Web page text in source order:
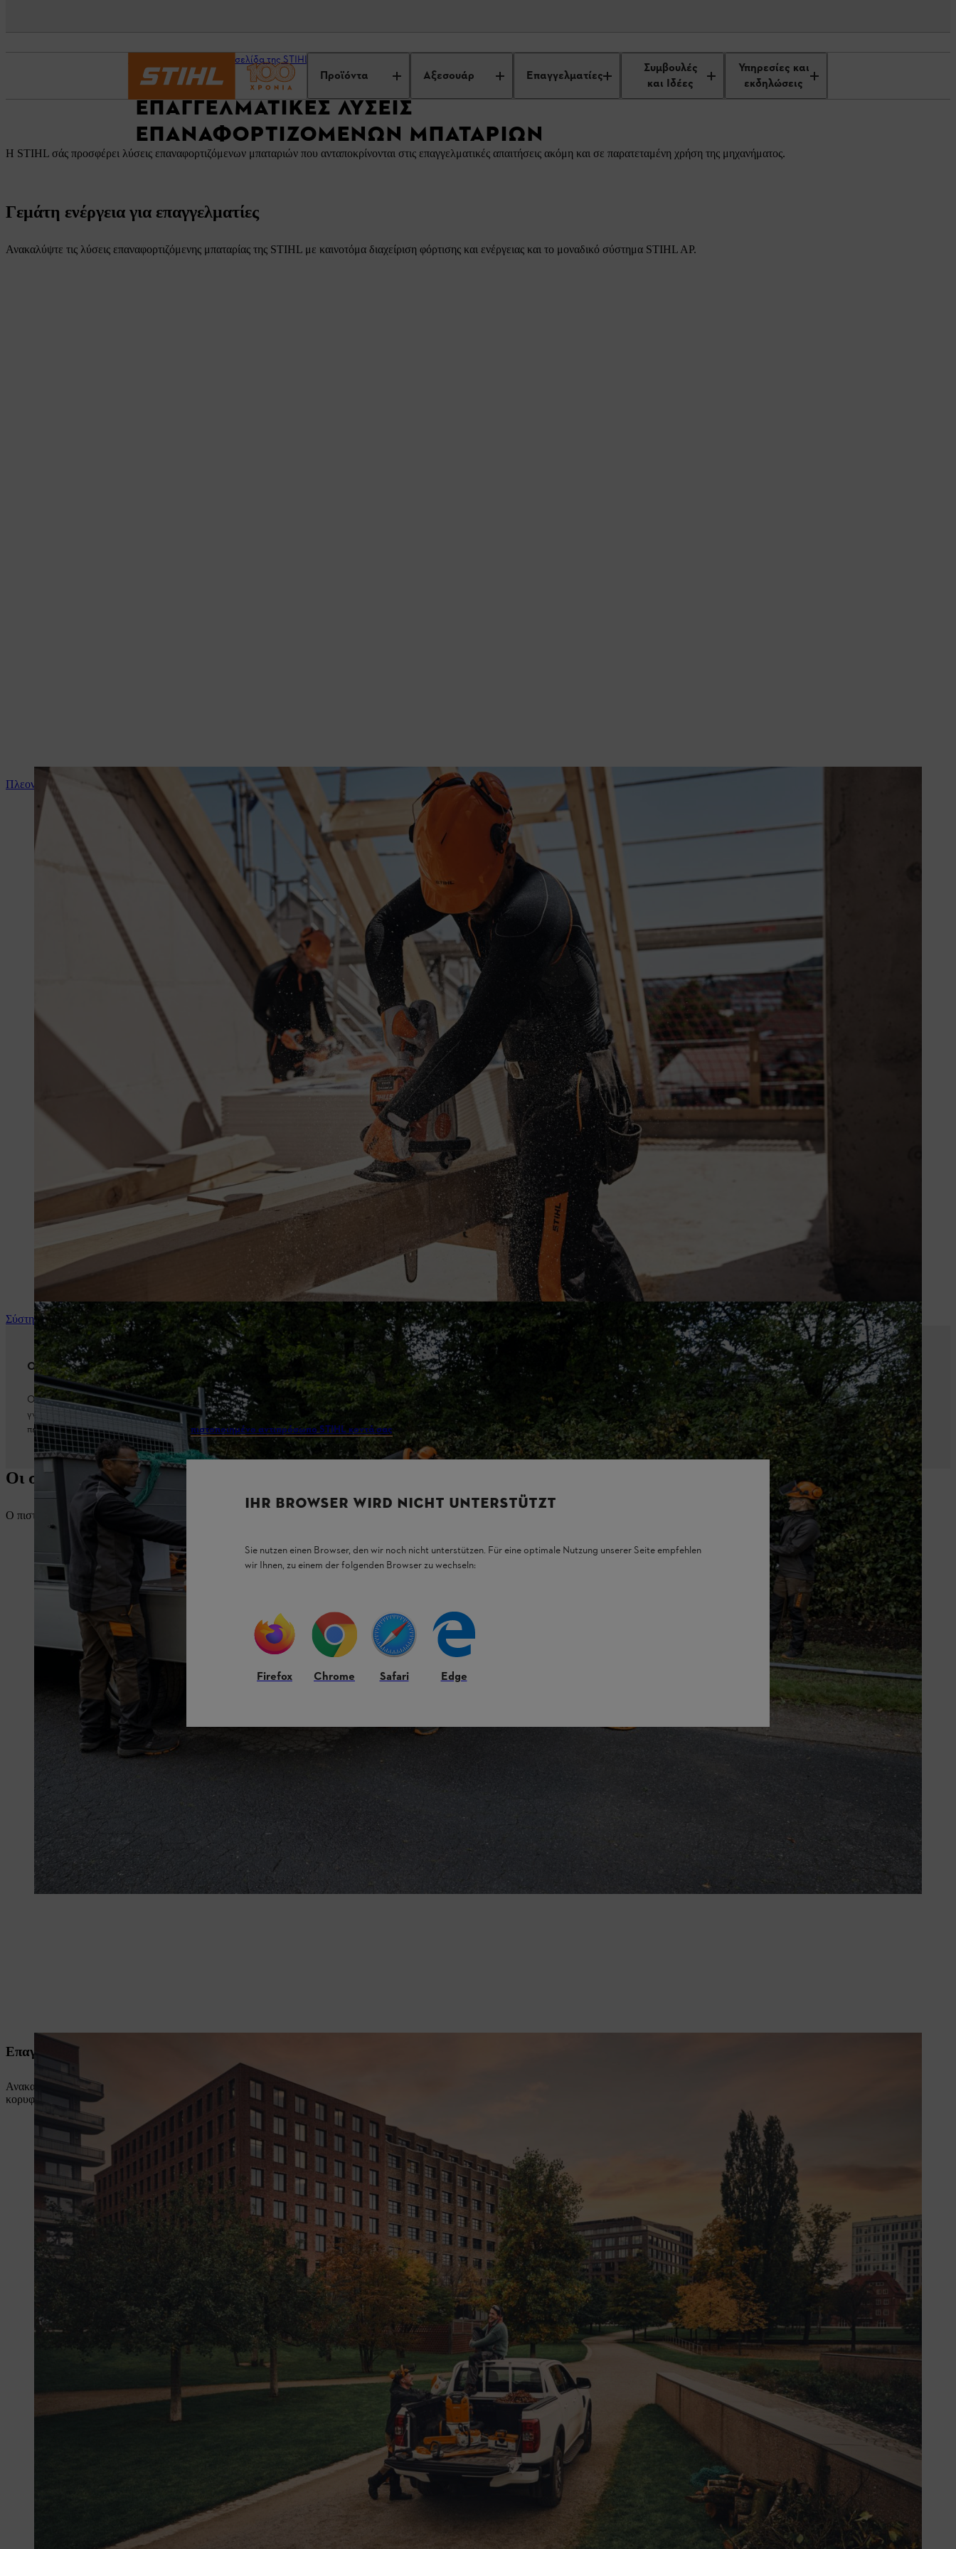
Προϊόντα Αξεσουάρ Επαγγελματίες
Συμβουλές
και Ιδέες
Υπηρεσίες και
εκδηλώσεις
Η ιστοσελίδα της STIHL για επαγγελματίες
ΕΠΑΓΓΕΛΜΑΤΙΚΈΣ ΛΎΣΕΙΣ
ΕΠΑΝΑΦΟΡΤΙΖΌΜΕΝΩΝ ΜΠΑΤΑΡΙΏΝ
Η STIHL σάς προσφέρει λύσεις επαναφορτιζόμενων μπαταριών που ανταποκρίνονται στις επαγγελματικές απαιτήσεις ακόμη και σε παρατεταμένη χρήση της μηχανήματος.
Γεμάτη ενέργεια για επαγγελματίες
Ανακαλύψτε τις λύσεις επαναφορτιζόμενης μπαταρίας της STIHL με καινοτόμα διαχείριση φόρτισης και ενέργειας και το μοναδικό σύστημα STIHL AP.
Πλεονεκτήματα της επαναφορτιζόμενης μπαταρίας STIHL
Σύστημα STIHL AP
Ο συνεργάτης σας για επαγγελματικές εφαρμογές
Ο πιστοποιημένος αντιπρόσωπος STIHL είναι ο συνεργάτης σας για επαγγελματικές εφαρμογές. Χάρη στις εξειδικευμένες
γνώσεις και την εμπειρία, σας βοηθά να επιλέξετε τα σωστά εργαλεία και σας προσφέρει τις καλύτερες υπηρεσίες εξυπηρέτησης
πελατών και συντήρησης. Βρείτε έναν πιστοποιημένο αντιπρόσωπο STIHL κοντά σαςκαι δείτε το και μόνοι σας.
Οι σύμβουλοι προϊόντων και αξεσουάρ της STIHL
Ο πιστοποιημένος αντιπρόσωπος θα σας διευκολύνει στην επιλογή μπαταρίας, λάμας και αλυσίδας και θα σας βοηθήσει να βρείτε την ιδανική λύση για την εργασία σας .
Επαγγελματικός σύμβουλος για τις επαναφορτιζόμενες μπαταρίες
Ανακαλύψτε ποια επαναφορτιζόμενα μηχανήματα και ποιες λύσεις φόρτισης ταιριάζουν στις εργασίες και την επιχείρησή σας. Ανακαλύψτε τώρα τα αποδοτικά επαναφορτιζόμενα μηχανήματα STIHL
κορυφαίου επιπέδου!
IHR BROWSER WIRD NICHT UNTERSTÜTZT
Sie nutzen einen Browser, den wir noch nicht unterstützen. Für eine optimale Nutzung unserer Seite empfehlen
wir Ihnen, zu einem der folgenden Browser zu wechseln:
Firefox Chrome Safari Edge